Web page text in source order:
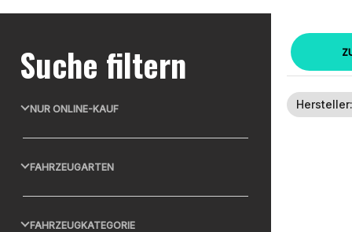
Suche filtern
NUR ONLINE-KAUF
FAHRZEUGARTEN
FAHRZEUGKATEGORIE
Hersteller